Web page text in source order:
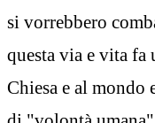
si vorrebbero
questa via e vita fa
Chiesa e al mondo